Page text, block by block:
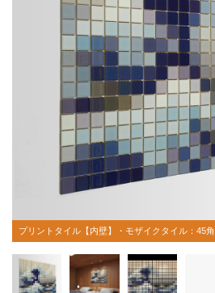
プリントタイル【内壁】・モザイクタイル：45角